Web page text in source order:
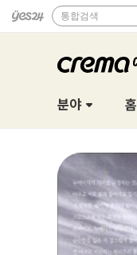
통합검색
분야 홈